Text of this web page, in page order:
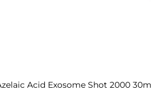
Acid Exosome Shot 2000